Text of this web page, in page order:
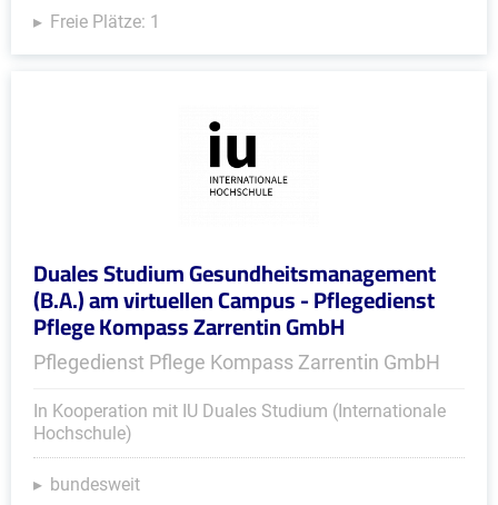
Freie Plätze: 1
Duales Studium Gesundheitsmanagement
(B.A.) am virtuellen Campus - Pflegedienst
Pflege Kompass Zarrentin GmbH
Pflegedienst Pflege Kompass Zarrentin GmbH
In Kooperation mit IU Duales Studium (Internationale
Hochschule)
bundesweit